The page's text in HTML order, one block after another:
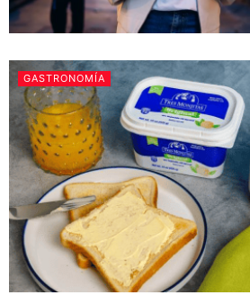
GASTRONOMÍA